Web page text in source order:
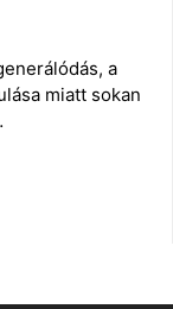
a
miatt sokan